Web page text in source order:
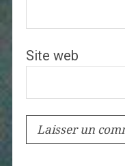
Site web